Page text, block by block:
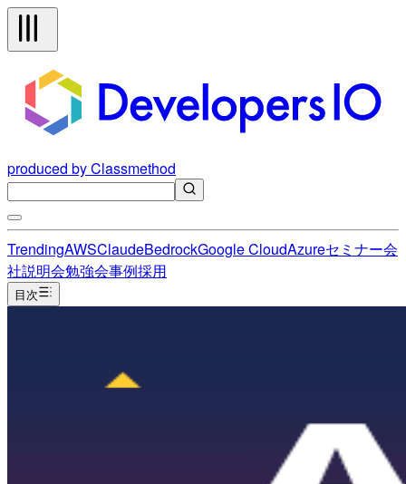
produced by Classmethod
TrendingAWSClaudeBedrockGoogle CloudAzureセミナー会
社説明会勉強会事例採用
目次